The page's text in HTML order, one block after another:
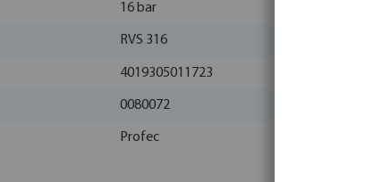
16 bar
RVS 316
4019305011723
0080072
Profec